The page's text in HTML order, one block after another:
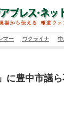
マー ウクライナ 中
に豊中市議